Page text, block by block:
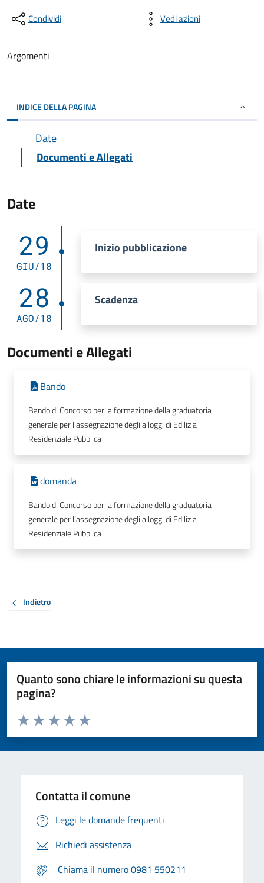
Condividi Vedi azioni
Argomenti
INDICE DELLA PAGINA
Date
Documenti e Allegati
Date
29
GIU/18
Inizio pubblicazione
28
AGO/18
Scadenza
Documenti e Allegati
Bando
Bando di Concorso per la formazione della graduatoria
generale per l’assegnazione degli alloggi di Edilizia
Residenziale Pubblica
domanda
Bando di Concorso per la formazione della graduatoria
generale per l’assegnazione degli alloggi di Edilizia
Residenziale Pubblica
Indietro
Quanto sono chiare le informazioni su questa
pagina?
Valuta da 1 a 5 stelle la pagina
Valuta 5 stelle su 5
Valuta 4 stelle su 5
Valuta 3 stelle su 5
Valuta 2 stelle su 5
Valuta 1 stelle su 5
Contatta il comune
Leggi le domande frequenti
Richiedi assistenza
Chiama il numero 0981 550211